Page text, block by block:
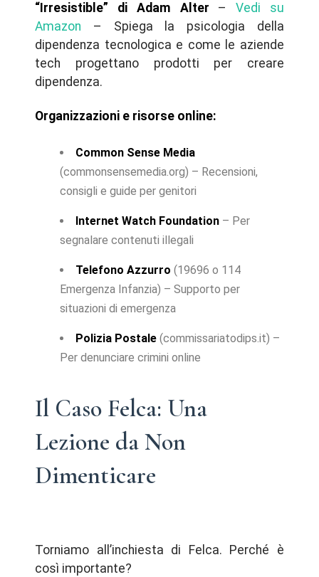
“Irresistible” di Adam Alter –Vedi su
Amazon – Spiega la psicologia della
dipendenza tecnologica e come le aziende
tech progettano prodotti per creare
dipendenza.
Organizzazioni e risorse online:
Common Sense Media
(commonsensemedia.org) – Recensioni,
consigli e guide per genitori
Internet Watch Foundation – Per
segnalare contenuti illegali
Telefono Azzurro (19696 o 114
Emergenza Infanzia) – Supporto per
situazioni di emergenza
Polizia Postale (commissariatodips.it) –
Per denunciare crimini online
Il Caso Felca: Una
Lezione da Non
Dimenticare
Torniamo all’inchiesta di Felca. Perché è
così importante?